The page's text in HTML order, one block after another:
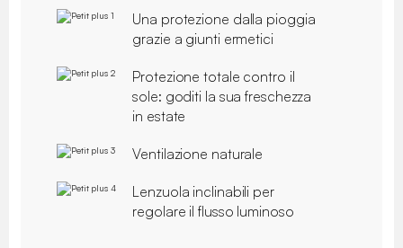
Una protezione dalla pioggia
grazie a giunti ermetici
Protezione totale contro il
sole: goditi la sua freschezza
in estate
Ventilazione naturale
Lenzuola inclinabili per
regolare il flusso luminoso